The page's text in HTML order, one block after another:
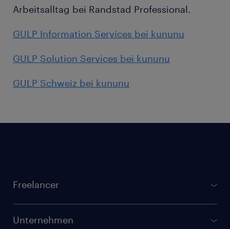
Arbeitsalltag bei Randstad Professional.
GULP Information Services bei kununu
GULP Solution Services bei kununu
GULP Schweiz bei kununu
gulp.de
Freelancer
Projektbörse
Unternehmen